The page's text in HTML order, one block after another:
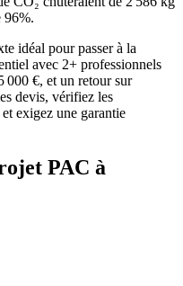
96%.
idéal pour passer à la
avec 2+ professionnels
000 €, et un retour sur
devis, vérifiez les
exigez une garantie
PAC à